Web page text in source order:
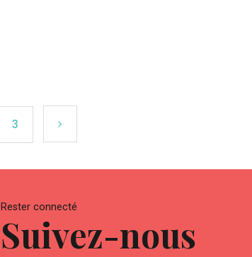
3
Rester connecté
Suivez-nous